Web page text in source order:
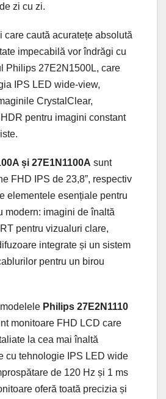
zi cu zi.
care caută acuratețe absolută
impecabilă vor îndrăgi cu
Philips 27E2N1500L, care
IPS LED wide-view,
CrystalClear,
pentru imagini constant
și 27E1N1100A sunt
FHD IPS de 23,8”, respectiv
elementele esențiale pentru
modern: imagini de înaltă
pentru vizualuri clare,
integrate și un sistem
pentru un birou
Philips 27E2N1110
monitoare FHD LCD care
la cea mai înaltă
cu tehnologie IPS LED wide
de 120 Hz și 1 ms
oferă toată precizia și